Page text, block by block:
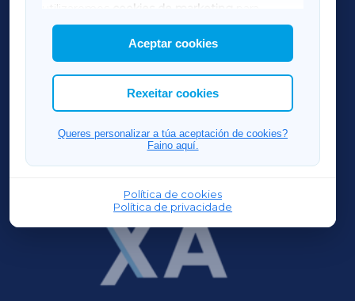
utilizaremos
cookies de marketing
mostrar publicidade de terceiros.
Así mesmo, podes personalizar a elección das
cookies que desexas permitir.
Aceptar cookies
Rexeitar cookies
Queres personalizar a túa aceptación de cookies?
Faino aquí.
Política de cookies
Política de privacidade
AMARIÑAXA
RIBEIRASACRAXA
ACORUÑAXA
FERROLXA
OURENSEXA